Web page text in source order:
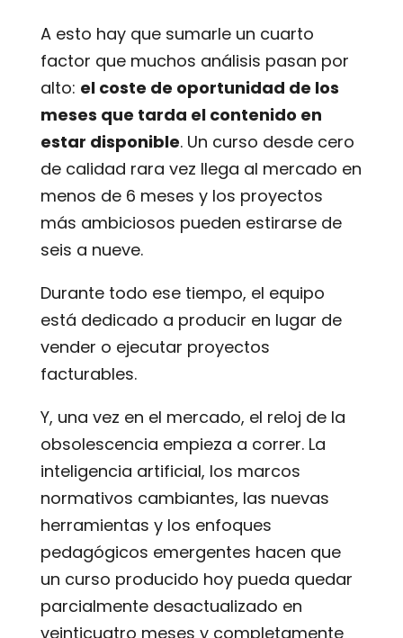
A esto hay que sumarle un cuarto
factor que muchos análisis pasan por
alto: el coste de oportunidad de los
meses que tarda el contenido en
estar disponible. Un curso desde cero
de calidad rara vez llega al mercado en
menos de 6 meses y los proyectos
más ambiciosos pueden estirarse de
seis a nueve.
Durante todo ese tiempo, el equipo
está dedicado a producir en lugar de
vender o ejecutar proyectos
facturables.
Y, una vez en el mercado, el reloj de la
obsolescencia empieza a correr. La
inteligencia artificial, los marcos
normativos cambiantes, las nuevas
herramientas y los enfoques
pedagógicos emergentes hacen que
un curso producido hoy pueda quedar
parcialmente desactualizado en
veinticuatro meses y completamente